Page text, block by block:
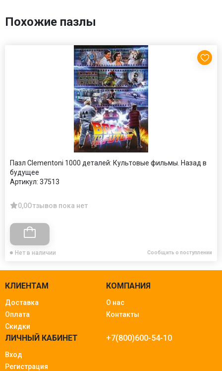
Похожие пазлы
Пазл Clementoni 1000 деталей: Культовые фильмы. Назад в
будущее
Артикул: 37513
0,0Отзывов пока нет
Нет в наличии Сообщить о поступлении
КЛИЕНТАМ
Доставка
Оплата
Скидки
КОМПАНИЯ
О нас
Контакты
ЛИЧНЫЙ КАБИНЕТ
Вход
Регистрация
+7(800)600-54-10